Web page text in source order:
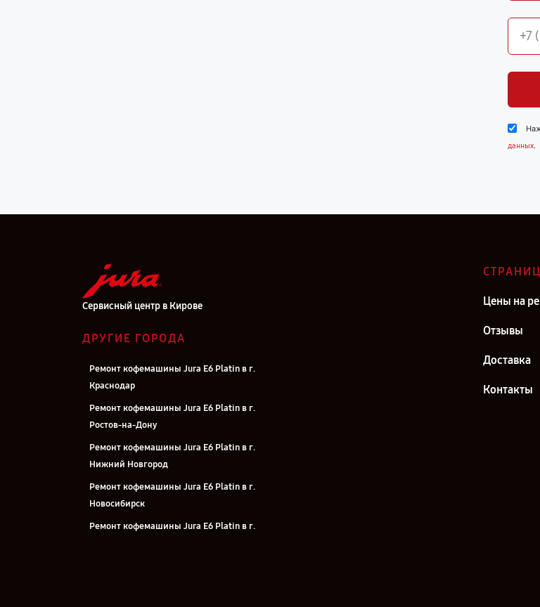
данных.
Сервисный центр в Кирове
ДРУГИЕ ГОРОДА
Ремонт кофемашины Jura E6 Platin в г.
Краснодар
Ремонт кофемашины Jura E6 Platin в г.
Ростов-на-Дону
Ремонт кофемашины Jura E6 Platin в г.
Нижний Новгород
Ремонт кофемашины Jura E6 Platin в г.
Новосибирск
Ремонт кофемашины Jura E6 Platin в г.
Цены на
Отзывы
Доставка
Контакты